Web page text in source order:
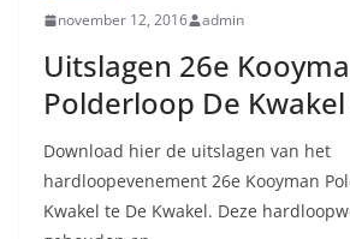
november 12, 2016 admin
Uitslagen 26e
Polderloop De
Download hier de uitslagen van het
hardloopevenement 26e Kooyman
Kwakel te De Kwakel. Deze